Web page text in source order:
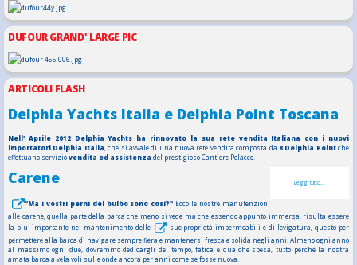
DUFOUR GRAND' LARGE PIC
ARTICOLI FLASH
Delphia Yachts Italia e Delphia Point Toscana
Nell' Aprile 2012 Delphia Yachts ha rinnovato la sua rete vendita Italiana con i nuovi
importatori Delphia Italia , che si avvale di una nuova rete vendita composta da 8 Delphia Pointche
effettuano serviziovendita ed assistenza del prestigioso Cantiere Polacco.
Leggi tutto...
Carene
"Ma i vostri perni del bulbo sono così?" Ecco le nostre manutenzioni
alle carene, quella parte della barca che meno si vede ma che essendo appunto immersa, risulta essere
la piu' importante nel mantenimento delle
sue proprietà impermeabili e di levigatura, questo per
permettere alla barca di navigare sempre fiera e mantenersi fresca e solida negli anni. Almeno ogni anno
al massimo ogni due, dovremmo dedicargli del tempo, fatica e qualche spesa, tutto perchè la nostra
amata barca a vela voli sulle onde ancora per anni come se fosse nuova.